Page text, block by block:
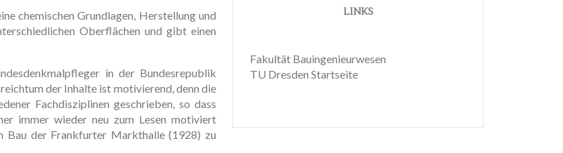
chemischen Grundlagen, Herstellung und
Oberflächen und gibt einen
in der Bundesrepublik
der Inhalte ist motivierend, denn die
Fachdisziplinen geschrieben, so dass
immer wieder neu zum Lesen motiviert
Bau der Frankfurter Markthalle (1928) zu
LINKS
Fakultät Bauingenieurwesen
TU Dresden Startseite